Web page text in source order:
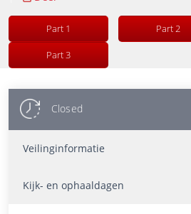
Part 1 Part 2
Part 3
Closed
Veilinginformatie
Kijk- en ophaaldagen